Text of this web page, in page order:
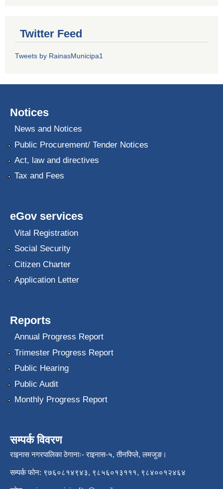
Twitter Feed
Tweets by RainasMunicipa1
Notices
News and Notices
Public Procurement/ Tender Notices
Act, law and directives
Tax and Fees
eGov services
Vital Registration
Social Security
Citizen Charter
Application Letter
Reports
Annual Progress Report
Trimester Progress Report
Public Hearing
Public Audit
Monthly Progress Report
सम्पर्क विवरण
राइनास नगरपालिका ठेगानाः- राइनास-५, तीनपिप्ले, लमजुङ।
सम्पर्क फोन: ९७६०८१४९४३, ९८५६०१३१११, ९८४००१२४६४